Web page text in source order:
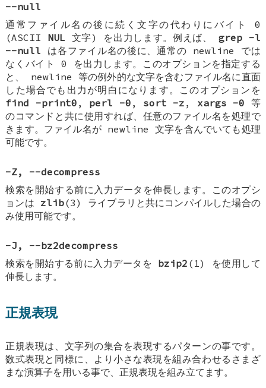
--null
通常ファイル名の後に続く文字の代わりにバイト 0
(ASCII NUL 文字) を出力します。例えば、grep -l
--null は各ファイル名の後に、通常の newline では
なくバイト 0 を出力します。このオプションを指定する
と、 newline 等の例外的な文字を含むファイル名に直面
した場合でも出力が明白になります。このオプションを
find -print0 , perl -0 , sort -z , xargs -0 等
のコマンドと共に使用すれば、任意のファイル名を処理で
きます。ファイル名が newline 文字を含んでいても処理
可能です。
-Z, --decompress
検索を開始する前に入力データを伸長します。このオプシ
ョンは zlib(3) ライブラリと共にコンパイルした場合の
み使用可能です。
-J , --bz2decompress
検索を開始する前に入力データを bzip2 (1) を使用して
伸長します。
正規表現
正規表現は、文字列の集合を表現するパターンの事です。
数式表現と同様に、より小さな表現を組み合わせるさまざ
まな演算子を用いる事で、正規表現を組み立てます。